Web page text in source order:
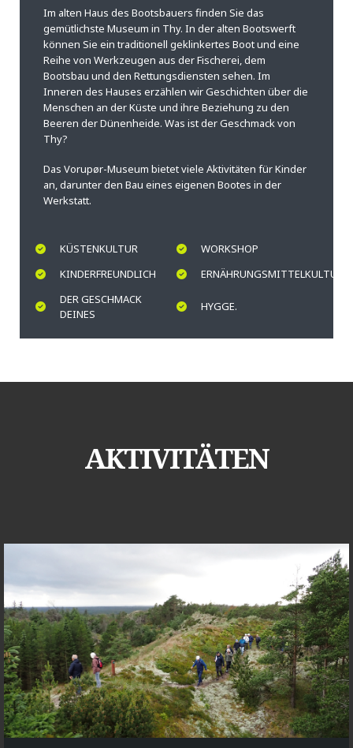
Im alten Haus des Bootsbauers finden Sie das
gemütlichste Museum in Thy. In der alten Bootswerft
können Sie ein traditionell geklinkertes Boot und eine
Reihe von Werkzeugen aus der Fischerei, dem
Bootsbau und den Rettungsdiensten sehen. Im
Inneren des Hauses erzählen wir Geschichten über die
Menschen an der Küste und ihre Beziehung zu den
Beeren der Dünenheide. Was ist der Geschmack von
Thy?
Das Vorupør-Museum bietet viele Aktivitäten für Kinder
an, darunter den Bau eines eigenen Bootes in der
Werkstatt.
KÜSTENKULTUR
WORKSHOP
KINDERFREUNDLICH
ERNÄHRUNGSMITTELKULTUR
DER GESCHMACK
DEINES
HYGGE.
AKTIVITÄTEN